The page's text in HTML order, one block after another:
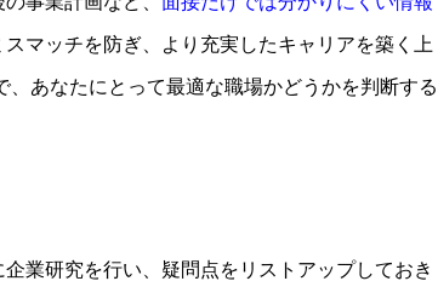
マッチを防ぎ、より充実したキャリアを築く上
あなたにとって最適な職場かどうかを判断する
業研究を行い、疑問点をリストアップしておき